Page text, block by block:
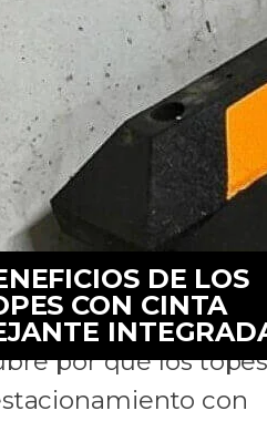
DE LOS
CON CINTA
por qué los
con